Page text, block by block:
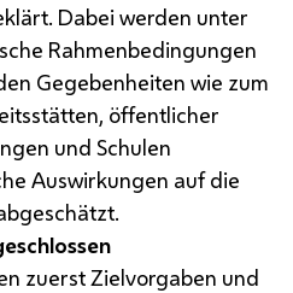
Dabei werden unter
Rahmenbedingungen
Gegebenheiten wie zum
öffentlicher
und Schulen
Auswirkungen auf die
zuerst Zielvorgaben und